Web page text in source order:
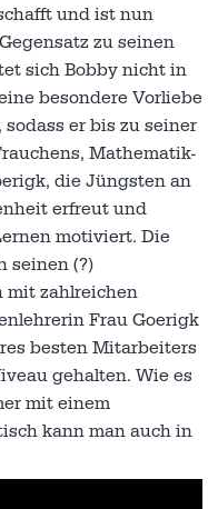
und ist nun
zu seinen
sich Bobby nicht in
besondere Vorliebe
er bis zu seiner
Mathematik-
die Jüngsten an
erfreut und
motiviert. Die
seinen (?)
mit zahlreichen
Frau Goerigk
besten Mitarbeiters
gehalten. Wie es
mit einem
kann man auch in